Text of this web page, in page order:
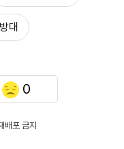
대
0
배포 금지